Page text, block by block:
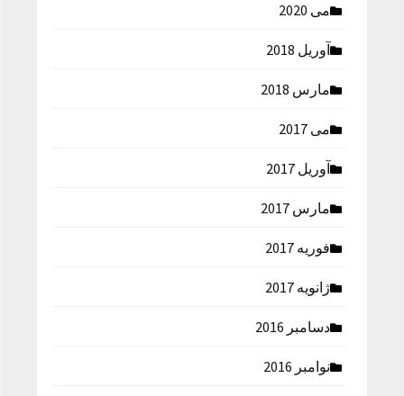
می 2020
آوریل 2018
مارس 2018
می 2017
آوریل 2017
مارس 2017
فوریه 2017
ژانویه 2017
دسامبر 2016
نوامبر 2016